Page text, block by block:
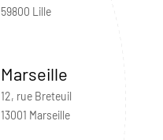
59800 Lille
Marseille
12, rue Breteuil
13001 Marseille